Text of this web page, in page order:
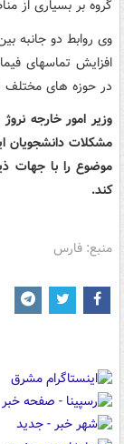
گروه بر بسیاری از
وی روابط دو جانبه
افزایش تماسهای
در حوزه های مختلف
وزیر امور خارجه
مشکلات دانشجویان
موضوع را با جهات
کند.
منبع: فارس